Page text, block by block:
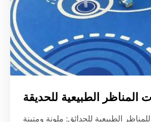
المناظر الطبيعية للحديقة
حبيبات EPDM للمناظر الطبيعية للحدائق: ملونة ومتينة